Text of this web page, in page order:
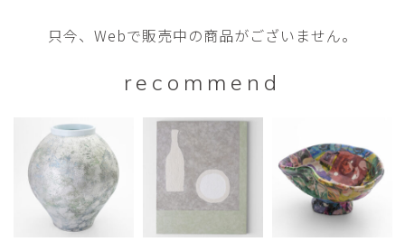
只今、Webで販売中の商品がございません。
recommend